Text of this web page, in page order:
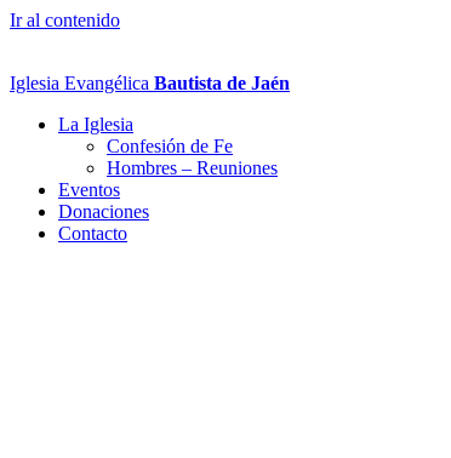
Ir al contenido
Iglesia Evangélica Bautista de Jaén
La Iglesia
Confesión de Fe
Hombres – Reuniones
Eventos
Donaciones
Contacto